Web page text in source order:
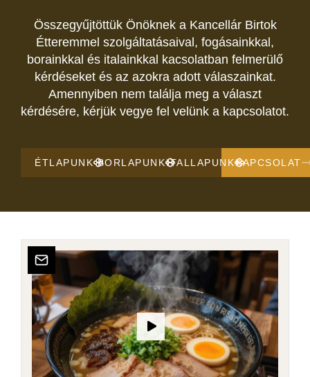
Összegyűjtöttük Önöknek a Kancellár Birtok
Étteremmel szolgáltatásaival, fogásainkkal,
borainkkal és italainkkal kacsolatban felmerülő
kérdéseket és az azokra adott válaszainkat.
Amennyiben nem találja meg a választ
kérdésére, kérjük vegye fel velünk a kapcsolatot.
ÉTLAPUNK BORLAPUNKITALLAPUNKKAPCSOLAT